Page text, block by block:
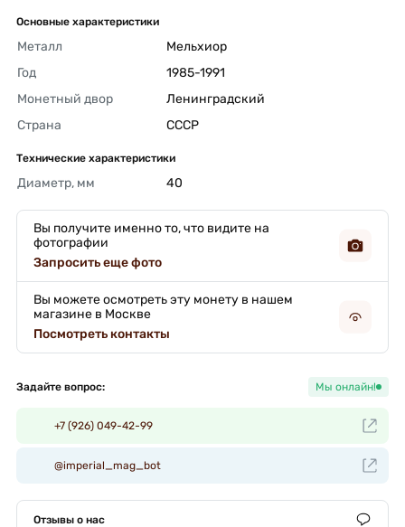
Основные характеристики
Металл
Мельхиор
Год
1985-1991
Монетный двор
Ленинградский
Страна
СССР
Технические характеристики
Диаметр, мм 40
Вы получите именно то, что видите на
фотографии
Запросить еще фото
Вы можете осмотреть эту монету в нашем
магазине в Москве
Посмотреть контакты
Задайте вопрос: Мы онлайн!
+7 (926) 049-42-99
@imperial_mag_bot
Отзывы о нас